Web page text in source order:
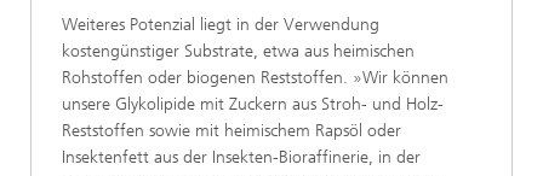
Weiteres Potenzial liegt in der Verwendung
kostengünstiger Substrate, etwa aus heimischen
Rohstoffen oder biogenen Reststoffen. »Wir können
unsere Glykolipide mit Zuckern aus Stroh- und Holz-
Reststoffen sowie mit heimischem Rapsöl oder
Insektenfett aus der Insekten-Bioraffinerie, in der